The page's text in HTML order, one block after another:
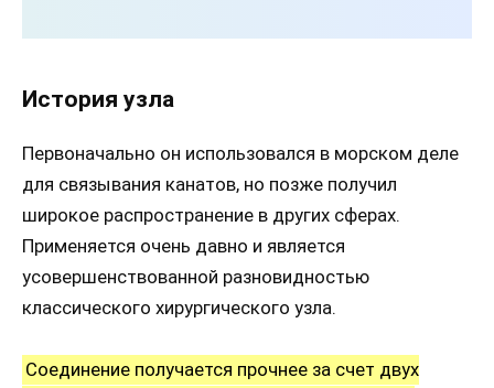
История узла
Первоначально он использовался в морском деле
для связывания канатов, но позже получил
широкое распространение в других сферах.
Применяется очень давно и является
усовершенствованной разновидностью
классического хирургического узла.
Соединение получается прочнее за счет двух